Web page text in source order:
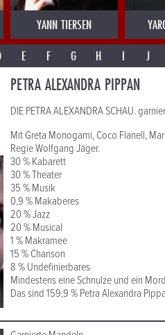
YANN TIERSEN
E F G H I J
PETRA ALEXANDRA PIPPAN
DIE PETRA ALEXANDRA SCHAU.
Mit Greta Monogami, Coco Flanell,
Regie Wolfgang Jäger.
30 % Kabarett
30 % Theater
35 % Musik
0,9 % Makaberes
20 % Jazz
20 % Musical
1 % Makramee
15 % Chanson
8 % Undefinierbares
Mindestens eine Schnulze und ein
Das sind 159,9 % Petra Alexandra